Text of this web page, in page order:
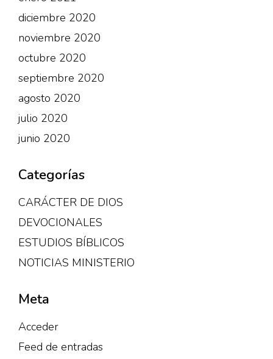
diciembre 2020
noviembre 2020
octubre 2020
septiembre 2020
agosto 2020
julio 2020
junio 2020
Categorías
CARÁCTER DE DIOS
DEVOCIONALES
ESTUDIOS BÍBLICOS
NOTICIAS MINISTERIO
Meta
Acceder
Feed de entradas